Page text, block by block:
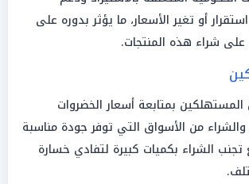
أو تغير الأسعار، ما يؤثر بدوره على
شراء هذه المنتجات.
بمتابعة أسعار الخضروات
والشراء من الأسواق التي توفر جودة مناسبة
تجنب الشراء بكميات كبيرة لتفادي خسارة